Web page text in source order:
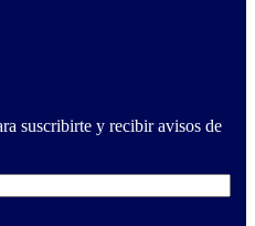
suscribirte y recibir avisos de